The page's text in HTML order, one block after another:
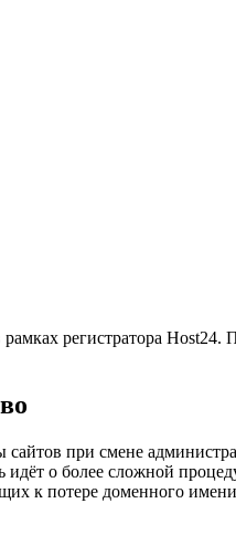
регистратора
при смене
о более сложной
к потере доменного